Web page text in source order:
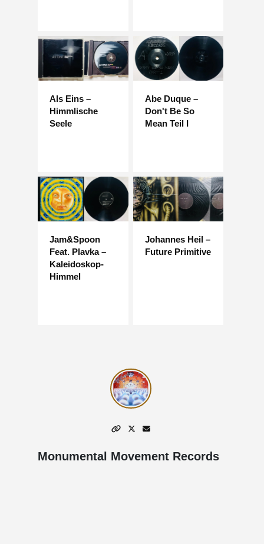
Als Eins –
Himmlische
Seele
Abe Duque –
Don't Be So
Mean Teil I
Jam&Spoon
Feat. Plavka –
Kaleidoskop-
Himmel
Johannes Heil –
Future Primitive
Monumental Movement Records